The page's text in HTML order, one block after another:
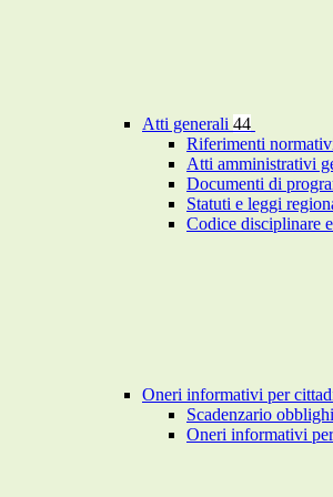
Atti generali 44
Riferimenti
Atti amministrativi
Documenti di
Statuti e leggi
Codice disciplinare
Oneri informativi per
Scadenzario
Oneri informativi